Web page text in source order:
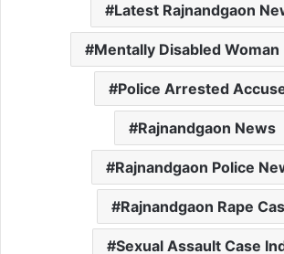
Latest Rajnandgaon
Mentally Disabled Woman
Police Arrested
Rajnandgaon News
Rajnandgaon Police
Rajnandgaon Rape
Sexual Assault Case